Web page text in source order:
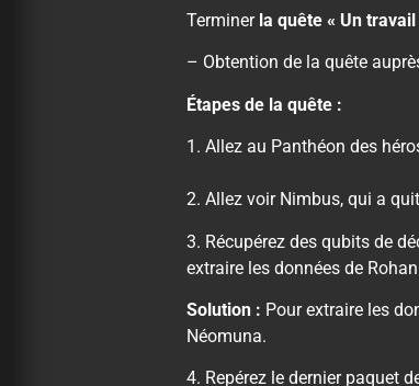
Terminerla quête « Un travail
– Obtention de la quête
Étapes de la quête :
1. Allez au Panthéon des
2. Allez voir Nimbus, qui a
3. Récupérez des qubits de
extraire les données de
Solution : Pour extraire les
Néomuna.
4. Repérez le dernier paquet